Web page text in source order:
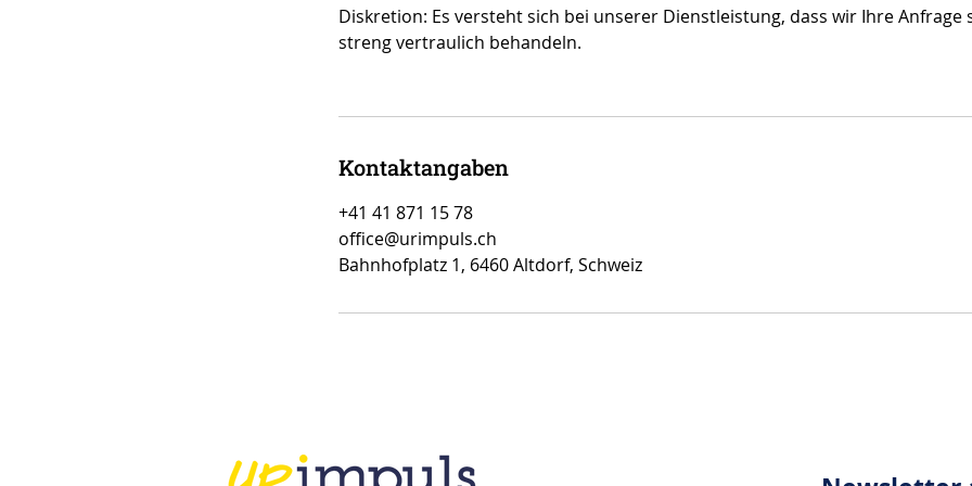
Diskretion: Es versteht sich bei unserer Dienstleistung, dass wir Ihre Anfrage
streng vertraulich behandeln.
Kontaktangaben
+41 41 871 15 78
office@urimpuls.ch
Bahnhofplatz 1, 6460 Altdorf, Schweiz